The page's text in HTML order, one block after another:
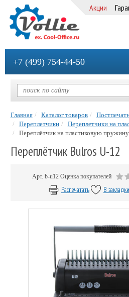
Акции
+7 (499) 754-44-50
Главная Каталог товаров
Переплетчики
Переплетчики на
Переплётчик на пластиковую
Переплётчик Bulros U-12
Арт. b-u12 Оценка покупателей
Распечатать В закладки